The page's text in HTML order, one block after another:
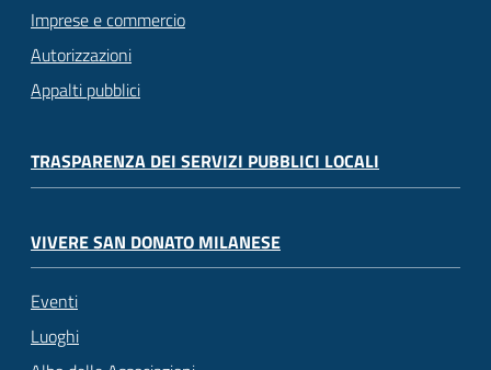
Imprese e commercio
Autorizzazioni
Appalti pubblici
TRASPARENZA DEI SERVIZI PUBBLICI LOCALI
VIVERE SAN DONATO MILANESE
Eventi
Luoghi